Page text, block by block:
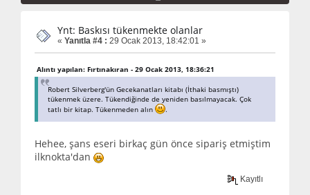
Ynt: Baskısı tükenmekte olanlar
« Yanıtla #4 : 29 Ocak 2013, 18:42:01 »
Alıntı yapılan: Fırtınakıran - 29 Ocak 2013, 18:36:21
Robert Silverberg'ün Gecekanatları kitabı (İthaki basmıştı)
tükenmek üzere. Tükendiğinde de yeniden basılmayacak. Çok
tatlı bir kitap. Tükenmeden alın
.
Hehee, şans eseri birkaç gün önce sipariş etmiştim
ilknokta'dan
Kayıtlı